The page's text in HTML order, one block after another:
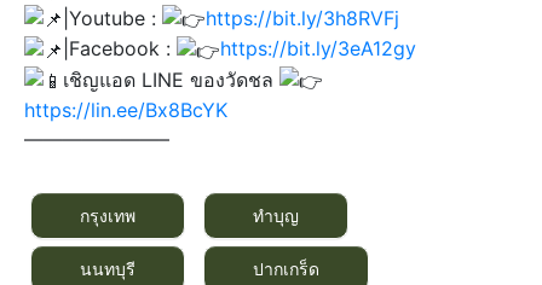
|Youtube :
https://bit.ly/3h8RVFj
|Facebook :
https://bit.ly/3eA12gy
เชิญแอด LINE ของวัดชล
https://lin.ee/Bx8BcYK
———————–
กรุงเทพ ทำบุญ
นนทบุรี ปากเกร็ด